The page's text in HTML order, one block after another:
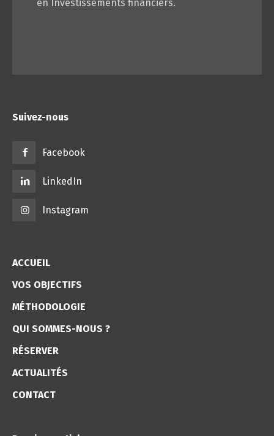
en Investissements financiers.
Suivez-nous
Facebook
LinkedIn
Instagram
ACCUEIL
VOS OBJECTIFS
MÉTHODOLOGIE
QUI SOMMES-NOUS ?
RÉSERVER
ACTUALITÉS
CONTACT